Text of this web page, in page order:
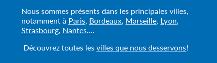
Nous sommes présents dans les principales villes,
notamment à Paris, Bordeaux, Marseille, Lyon,
Strasbourg, Nantes….
Découvrez toutes lesvilles que nous desservons!